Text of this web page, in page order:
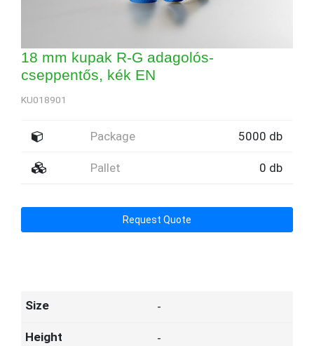
18 mm kupak R-G adagolós-
cseppentős, kék EN
KU018901
Package 5000 db
Pallet 0 db
Request Quote
-
-